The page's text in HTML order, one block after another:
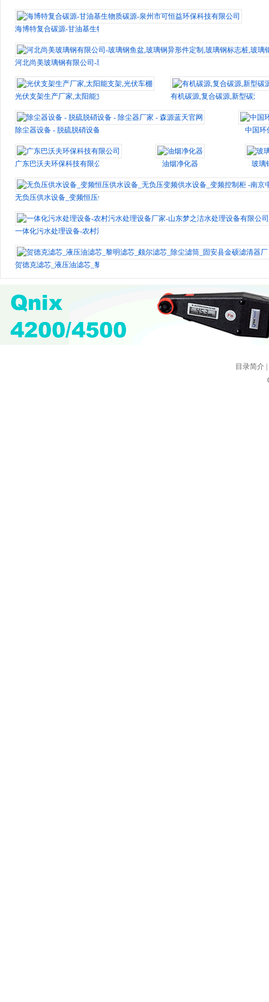
海博特复合碳源-甘油基生物质碳源-泉州市可恒益环保科技有限公司
河北尚美玻璃钢有限公司-玻璃钢鱼盆,玻璃钢异形件定制,玻璃钢标志桩,玻璃钢
光伏支架生产厂家,太阳能支架,光伏车棚 有机碳源,复合碳源,新型碳源-
除尘器设备 - 脱硫脱硝设备 - 除尘器厂家 - 森源蓝天官网 中国环
广东巴沃夫环保科技有限公司 油烟净化器 玻璃
无负压供水设备_变频恒压供水设备_无负压变频供水设备_变频控制柜 -南京中
一体化污水处理设备-农村污水处理设备厂家-山东梦之洁水处理设备有限公司
贺德克滤芯_液压油滤芯_黎明滤芯_颇尔滤芯_除尘滤筒_固安县金硕滤清器厂
目录简介